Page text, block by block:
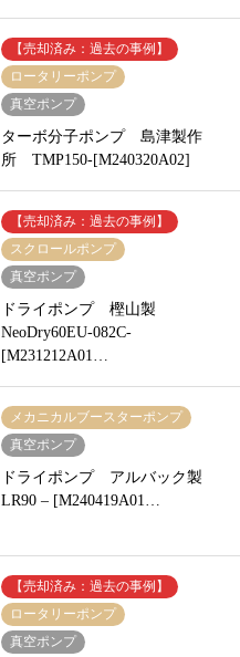
【売却済み：過去の事例】
ロータリーポンプ
真空ポンプ
ターボ分子ポンプ 島津製作
所 TMP150-[M240320A02]
【売却済み：過去の事例】
スクロールポンプ
真空ポンプ
ドライポンプ 樫山製
NeoDry60EU-082C-
[M231212A01…
メカニカルブースターポンプ
真空ポンプ
ドライポンプ アルバック製
LR90 – [M240419A01…
【売却済み：過去の事例】
ロータリーポンプ
真空ポンプ